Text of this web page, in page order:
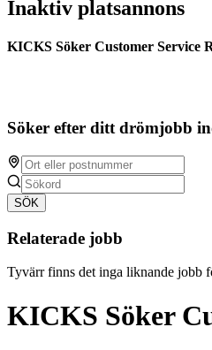
Inaktiv platsannons
KICKS Söker Customer Service
Söker efter ditt drömjobb
SÖK
Relaterade jobb
Tyvärr finns det inga liknande jobb
KICKS Söker